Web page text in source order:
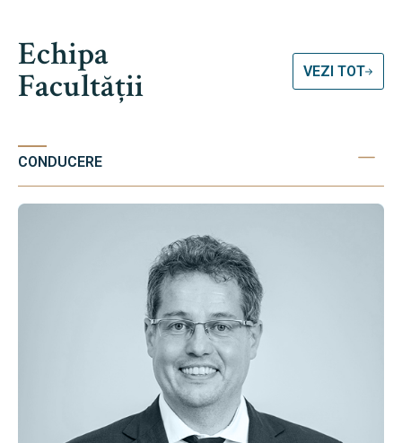
Echipa
Facultății VEZI TOT
CONDUCERE